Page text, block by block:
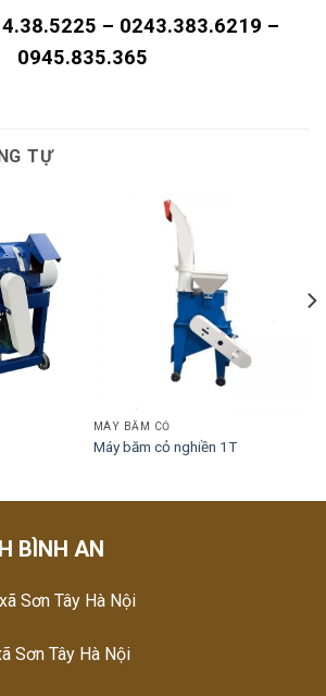
– 0243.383.6219 –
0945.835.365
TỰ
MÁY BĂM CỎ
Máy băm cỏ nghiền 1T
BÌNH AN
Sơn Tây Hà Nội
Sơn Tây Hà Nội